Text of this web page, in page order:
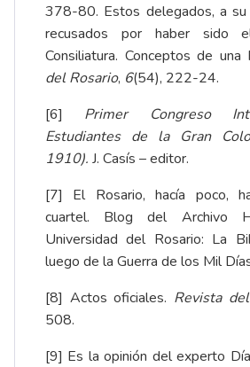
378-80. Estos delegados, a su
recusados por haber sido
Consiliatura. Conceptos de una
del Rosario, 6(54), 222-24.
[6]
Primer Congreso
Estudiantes de la Gran
1910). J. Casís – editor.
[7] El Rosario, hacía poco,
cuartel. Blog del Archivo
Universidad del Rosario: La
luego de la Guerra de los Mil
[8] Actos oficiales. Revista
508.
[9] Es la opinión del experto